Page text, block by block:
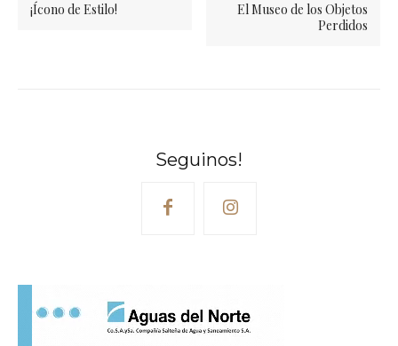
¡Ícono de Estilo!
El Museo de los Objetos
Perdidos
Seguinos!